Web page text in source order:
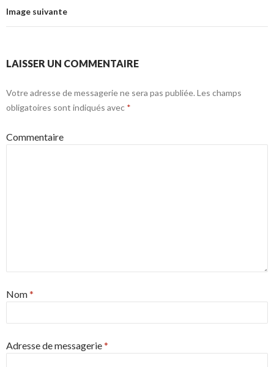
Image suivante
LAISSER UN COMMENTAIRE
Votre adresse de messagerie ne sera pas publiée. Les champs
obligatoires sont indiqués avec *
Commentaire
Nom*
Adresse de messagerie*